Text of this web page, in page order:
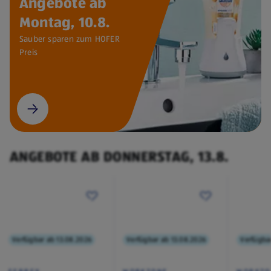
Montag, 10.8.
Sauber sparen zum HOFER
Preis
ANGEBOTE AB DONNERSTAG, 13.8.
Verfügbar ab 13.08.2026 Verfügbar ab 13.08.2026